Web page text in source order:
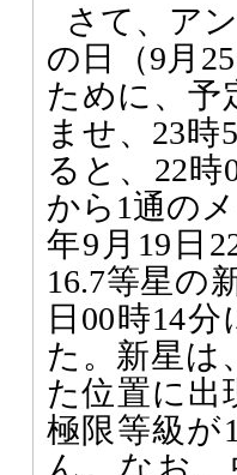
さて、ア
の日（9月
ために、予
ませ、23
ると、22
から1通の
年9月19日
16.7等星の
日00時14
た。新星は
た位置に出
極限等級が
ん。なお